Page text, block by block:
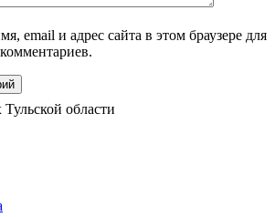
email и адрес сайта в этом браузере для
области